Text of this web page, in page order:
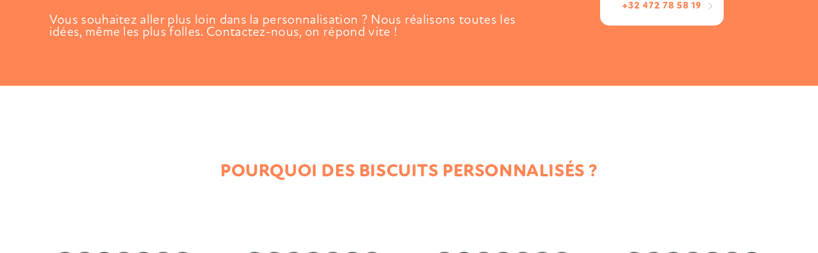
Vous souhaitez aller plus loin dans la personnalisation ? Nous réalisons toutes les
idées, même les plus folles. Contactez-nous, on répond vite !
+32 472 78 58 19
POURQUOI DES BISCUITS PERSONNALISÉS ?